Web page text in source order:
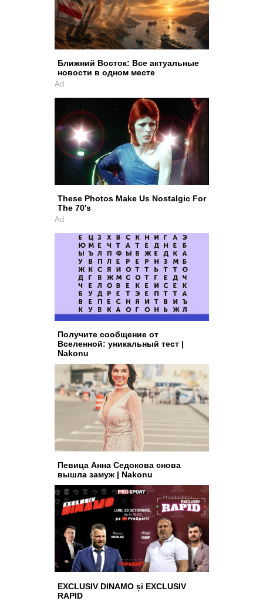
Ближний Восток: Все актуальные
новости в одном месте
Ad
These Photos Make Us Nostalgic For
The 70's
Ad
Получите сообщение от
Вселенной: уникальный тест |
Nakonu
Певица Анна Седокова снова
вышла замуж | Nakonu
EXCLUSIV DINAMO și EXCLUSIV
RAPID